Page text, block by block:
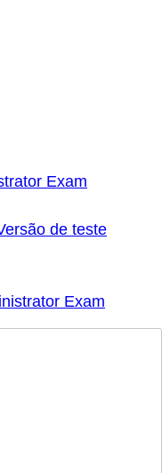
Exam
de teste
Exam